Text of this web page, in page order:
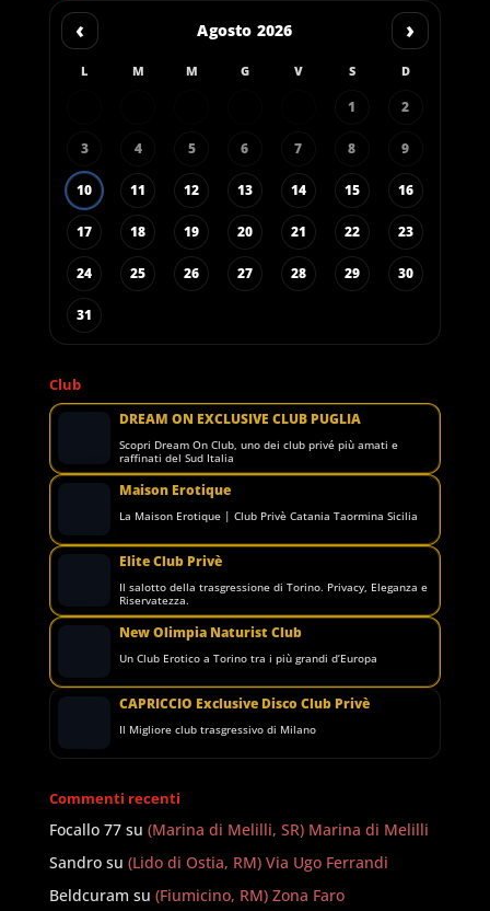
‹ Agosto 2026 ›
L M M G V S D
1 2
3 4 5 6 7 8 9
10 11 12 13 14 15 16
17 18 19 20 21 22 23
24 25 26 27 28 29 30
31
Club
DREAM ON EXCLUSIVE CLUB PUGLIA
Scopri Dream On Club, uno dei club privé più amati e
raffinati del Sud Italia
Maison Erotique
La Maison Erotique | Club Privè Catania Taormina Sicilia
Elite Club Privè
Il salotto della trasgressione di Torino. Privacy, Eleganza e
Riservatezza.
New Olimpia Naturist Club
Un Club Erotico a Torino tra i più grandi d’Europa
CAPRICCIO Exclusive Disco Club Privè
Il Migliore club trasgressivo di Milano
Commenti recenti
Focallo 77su (Marina di Melilli, SR) Marina di Melilli
Sandrosu (Lido di Ostia, RM) Via Ugo Ferrandi
Beldcuram su (Fiumicino, RM) Zona Faro